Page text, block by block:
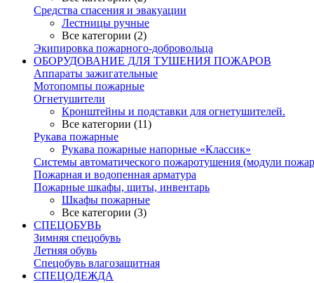
Средства спасения и эвакуации
Лестницы ручные
Все категории (2)
Экипировка пожарного-добровольца
ОБОРУДОВАНИЕ ДЛЯ ТУШЕНИЯ ПОЖАРОВ
Аппараты зажигательные
Мотопомпы пожарные
Огнетушители
Кронштейны и подставки для огнетушителей.
Все категории (11)
Рукава пожарные
Рукава пожарные напорные «Классик»
Системы автоматического пожаротушения (модули
Пожарная и водопенная арматура
Пожарные шкафы, щиты, инвентарь
Шкафы пожарные
Все категории (3)
СПЕЦОБУВЬ
Зимняя спецобувь
Летняя обувь
Спецобувь влагозащитная
СПЕЦОДЕЖДА